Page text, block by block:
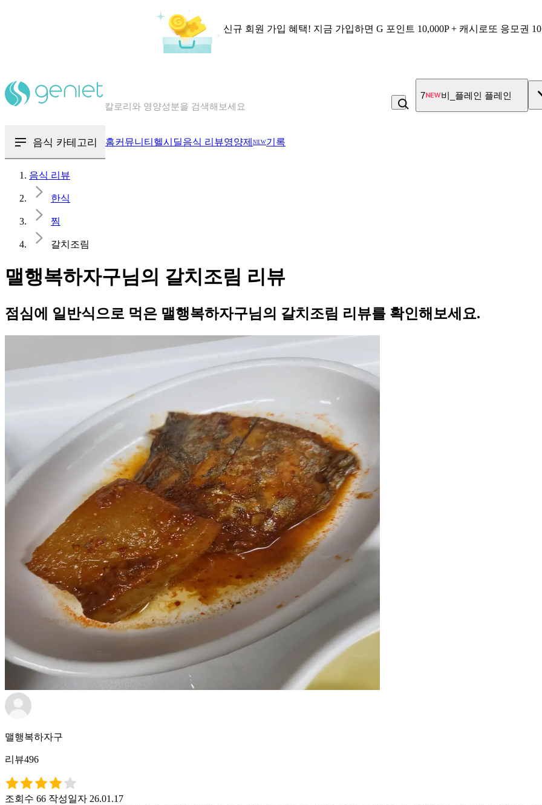
신규 회원 가입 혜택! 지금 가입하면 G 포인트 10,000P + 캐시로또 응모권
혈당 · 다이어트 음식 검색해보세요
7 비_플레인 플레인
음식 카테고리 홈커뮤니티 헬시딜음식 리뷰영양제 NEW기록
음식 리뷰
한식
찜
갈치조림
맬행복하자구님의 갈치조림 리뷰
점심에 일반식으로 먹은 맬행복하자구님의 갈치조림 리뷰를 확인해보세요.
맬행복하자구
리뷰496
조회수 66 작성일자 26.01.17